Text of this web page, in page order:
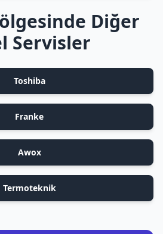
Diğer
Servisler
Toshiba
Franke
Awox
Termoteknik